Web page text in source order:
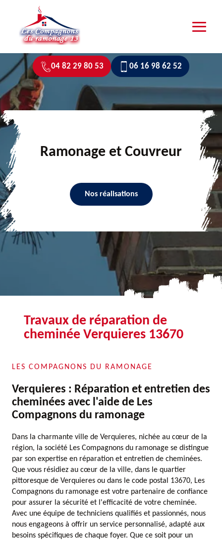
04 82 29 80 53 06 16 98 62 52
Ramonage et Couvreur
Nos réalisations
Travaux de réparation de
cheminée Verquieres 13670
LES COMPAGNONS DU RAMONAGE
Verquieres : Réparation et entretien des
cheminées avec l'aide de Les
Compagnons du ramonage
Dans la charmante ville de Verquieres, nichée au cœur de la
région, la société Les Compagnons du ramonage se distingue
par son expertise en réparation et entretien de cheminées.
Que vous résidiez au cœur de la ville, dans le quartier
pittoresque de Verquieres ou dans le code postal 13670, Les
Compagnons du ramonage est votre partenaire de confiance
pour assurer la sécurité et l'efficacité de votre cheminée.
Avec une équipe de techniciens qualifiés et passionnés, nous
nous engageons à offrir un service personnalisé, adapté aux
besoins spécifiques de chaque foyer. Que ce soit pour un